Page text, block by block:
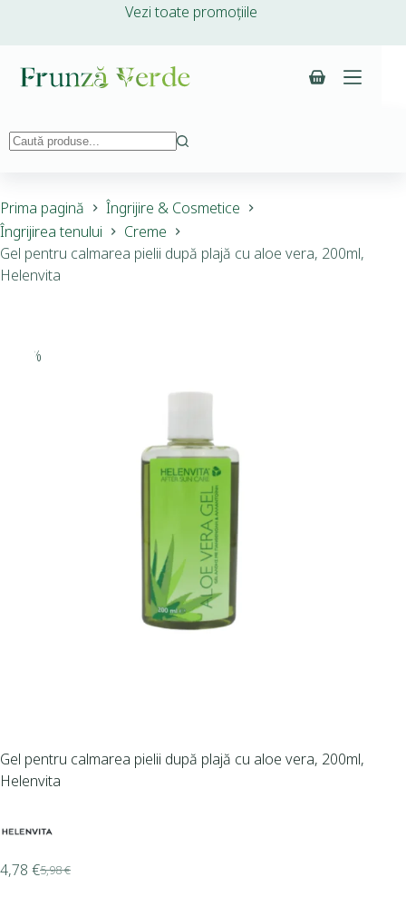
Vezi toate promoțiile
Prima pagină
Îngrijire & Cosmetice
Îngrijirea tenului
Creme
Gel pentru calmarea pielii după plajă cu aloe vera, 200ml,
Helenvita
-20%
Gel pentru calmarea pielii după plajă cu aloe vera, 200ml,
Helenvita
5,98€
4,78 €